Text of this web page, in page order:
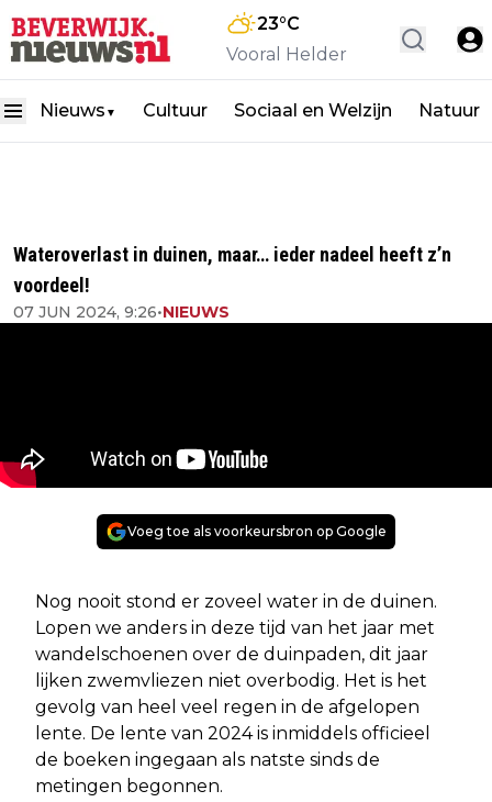
23°C
Vooral Helder
Nieuws ▼ Cultuur Sociaal en Welzijn Natuur
Wateroverlast in duinen, maar… ieder nadeel heeft z’n
voordeel!
07 JUN 2024, 9:26•NIEUWS
Voeg toe als voorkeursbron op Google
Nog nooit stond er zoveel water in de duinen.
Lopen we anders in deze tijd van het jaar met
wandelschoenen over de duinpaden, dit jaar
lijken zwemvliezen niet overbodig. Het is het
gevolg van heel veel regen in de afgelopen
lente. De lente van 2024 is inmiddels officieel
de boeken ingegaan als natste sinds de
metingen begonnen.